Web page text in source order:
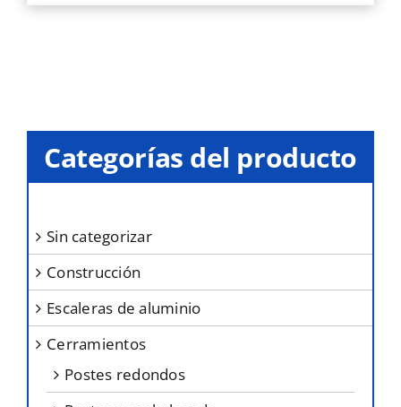
Categorías del producto
sin categorizar
construcción
escaleras de aluminio
cerramientos
postes redondos